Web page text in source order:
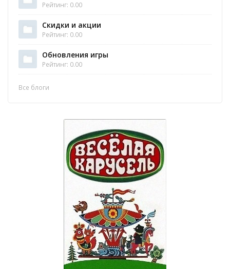
Рейтинг: 0.00
Скидки и акции
Рейтинг: 0.00
Обновления игры
Рейтинг: 0.00
Все блоги